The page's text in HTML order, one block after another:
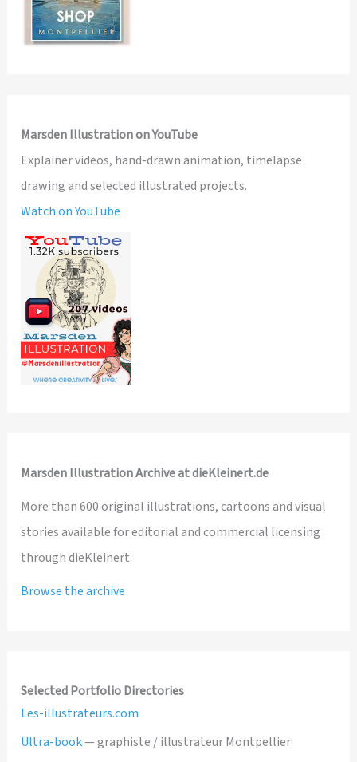
Marsden Illustration on YouTube
Explainer videos, hand-drawn animation, timelapse
drawing and selected illustrated projects.
Watch on YouTube
Marsden Illustration Archive at dieKleinert.de
More than 600 original illustrations, cartoons and visual
stories available for editorial and commercial licensing
through dieKleinert.
Browse the archive
Selected Portfolio Directories
Les-illustrateurs.com
Ultra-book— graphiste / illustrateur Montpellier